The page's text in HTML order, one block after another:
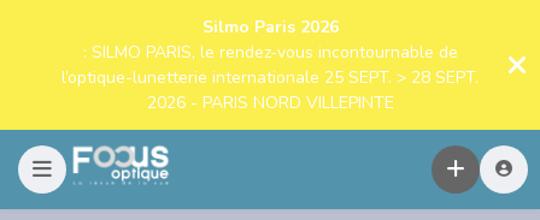
Silmo Paris 2026
: SILMO PARIS, le rendez-vous incontournable de
l’optique-lunetterie internationale 25 SEPT. > 28 SEPT.
2026 - PARIS NORD VILLEPINTE